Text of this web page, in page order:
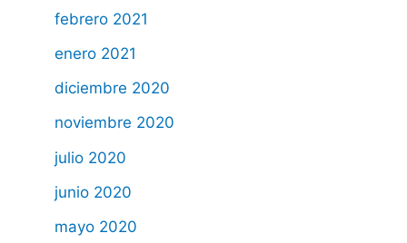
febrero 2021
enero 2021
diciembre 2020
noviembre 2020
julio 2020
junio 2020
mayo 2020